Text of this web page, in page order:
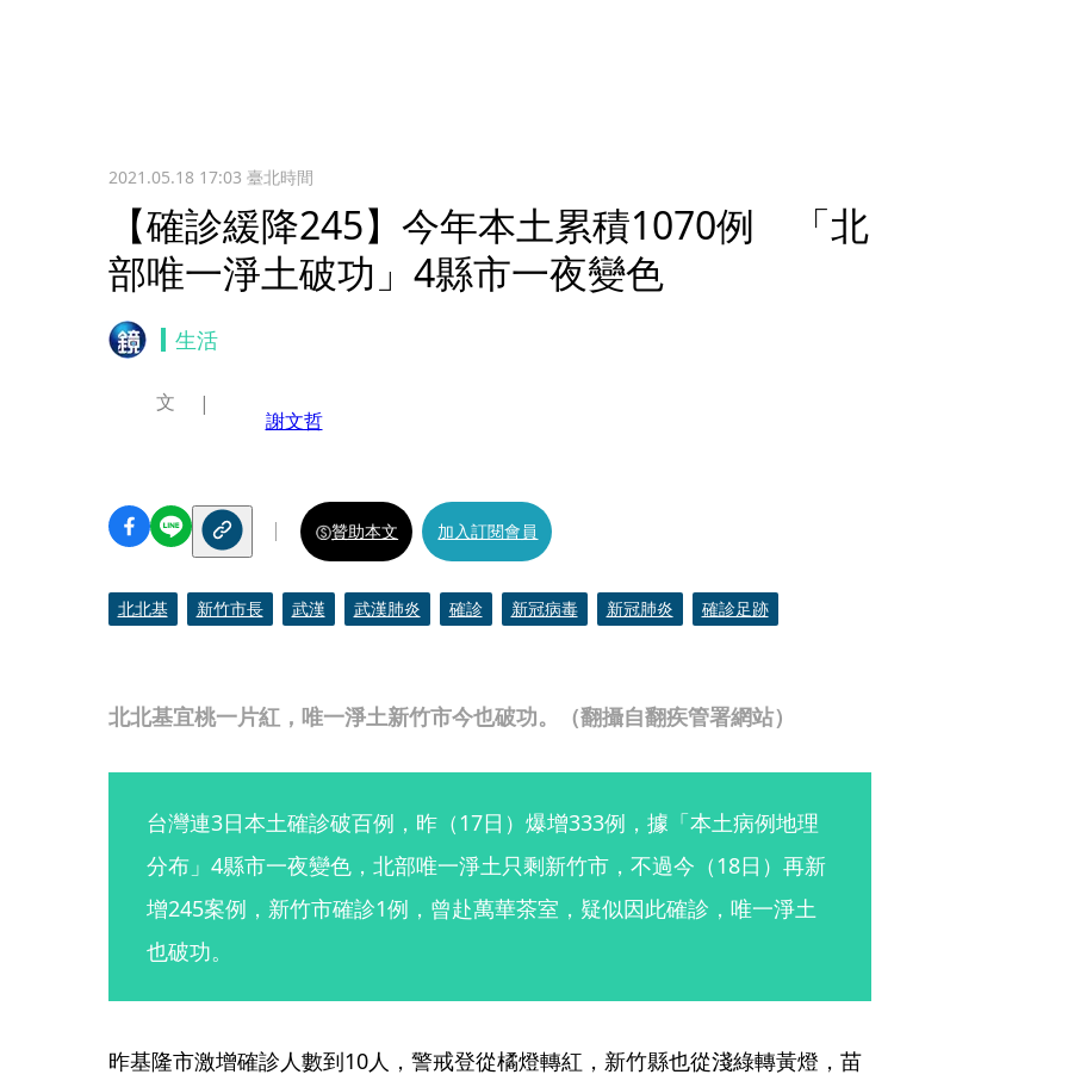
2021.05.18 17:03 臺北時間
【確診緩降245】今年本土累積1070例 「北
部唯一淨土破功」4縣市一夜變色
生活
北北基宜桃一片紅，唯一淨土新竹市今也破功。（翻攝自翻疾管署網站）
文
謝文哲
贊助本文 加入訂閱會員
北北基 新竹市長 武漢 武漢肺炎 確診 新冠病毒 新冠肺炎 確診足跡
台灣連3日本土確診破百例，昨（17日）爆增333例，據「本土病例地理
分布」4縣市一夜變色，北部唯一淨土只剩新竹市，不過今（18日）再新
增245案例，新竹市確診1例，曾赴萬華茶室，疑似因此確診，唯一淨土
也破功。
昨基隆市激增確診人數到10人，警戒登從橘燈轉紅，新竹縣也從淺綠轉黃燈，苗